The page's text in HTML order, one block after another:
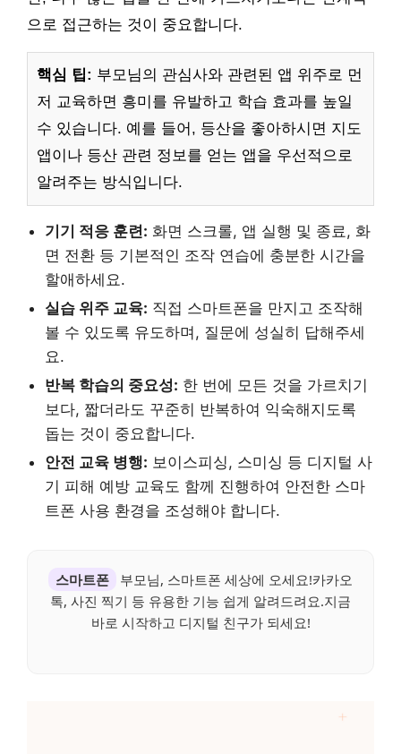
으로 접근하는 것이 중요합니다.
핵심 팁: 부모님의 관심사와 관련된 앱 위주로 먼
저 교육하면 흥미를 유발하고 학습 효과를 높일
수 있습니다. 예를 들어, 등산을 좋아하시면 지도
앱이나 등산 관련 정보를 얻는 앱을 우선적으로
알려주는 방식입니다.
기기 적응 훈련: 화면 스크롤, 앱 실행 및 종료, 화
면 전환 등 기본적인 조작 연습에 충분한 시간을
할애하세요.
실습 위주 교육: 직접 스마트폰을 만지고 조작해
볼 수 있도록 유도하며, 질문에 성실히 답해주세
요.
반복 학습의 중요성: 한 번에 모든 것을 가르치기
보다, 짧더라도 꾸준히 반복하여 익숙해지도록
돕는 것이 중요합니다.
안전 교육 병행: 보이스피싱, 스미싱 등 디지털 사
기 피해 예방 교육도 함께 진행하여 안전한 스마
트폰 사용 환경을 조성해야 합니다.
스마트폰
부모님, 스마트폰 세상에 오세요!카카오
톡, 사진 찍기 등 유용한 기능 쉽게 알려드려요.지금
바로 시작하고 디지털 친구가 되세요!